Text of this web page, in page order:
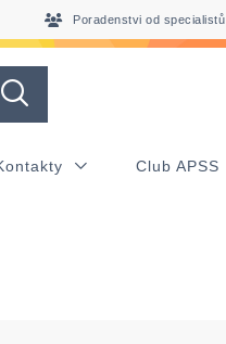
Poradenstvi od specialistů
Club APSS